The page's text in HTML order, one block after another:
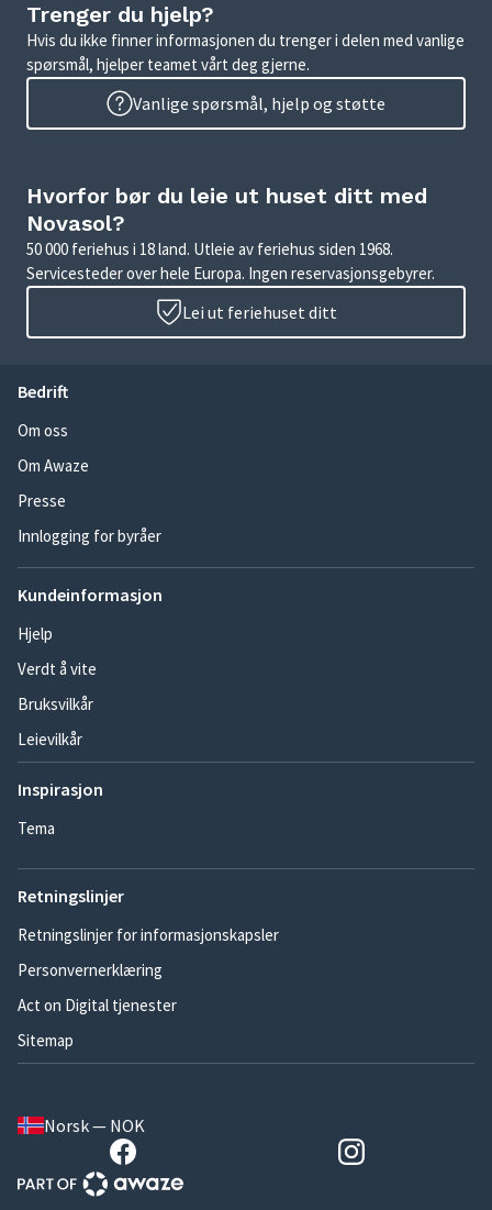
Trenger du hjelp?
Hvis du ikke finner informasjonen du trenger i delen med vanlige
spørsmål, hjelper teamet vårt deg gjerne.
Vanlige spørsmål, hjelp og støtte
Hvorfor bør du leie ut huset ditt med
Novasol?
50 000 feriehus i 18 land. Utleie av feriehus siden 1968.
Servicesteder over hele Europa. Ingen reservasjonsgebyrer.
Lei ut feriehuset ditt
Bedrift
Om oss
Om Awaze
Presse
Innlogging for byråer
Kundeinformasjon
Hjelp
Verdt å vite
Bruksvilkår
Leievilkår
Inspirasjon
Tema
Retningslinjer
Retningslinjer for informasjonskapsler
Personvernerklæring
Act on Digital tjenester
Sitemap
Norsk — NOK